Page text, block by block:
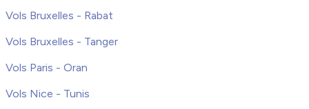
Vols Bruxelles - Rabat
Vols Bruxelles - Tanger
Vols Paris - Oran
Vols Nice - Tunis